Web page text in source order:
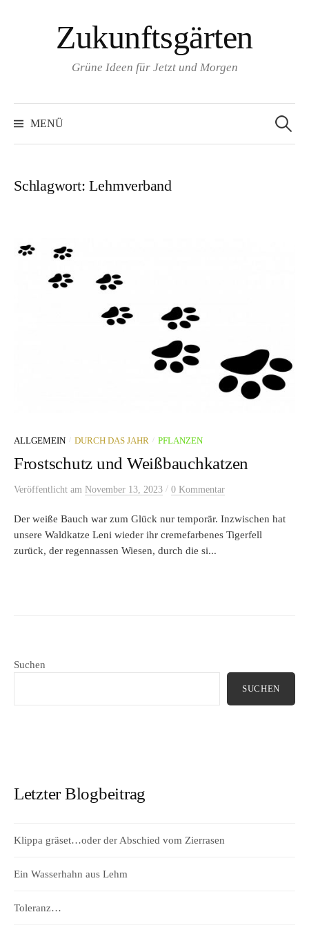
überspringenZukunftsgärten
Grüne Ideen für Jetzt und Morgen
MENÜ
nach:
Schlagwort:Lehmverband
ALLGEMEIN / DURCH DAS JAHR / PFLANZEN
Frostschutz und Weißbauchkatzen
Veröffentlicht am November 13, 2023 / 0 Kommentar
Der weiße Bauch war zum Glück nur temporär. Inzwischen hat
unsere Waldkatze Leni wieder ihr cremefarbenes Tigerfell
zurück, der regennassen Wiesen, durch die si...
Suchen
SUCHEN
Letzter Blogbeitrag
Klippa gräset…oder der Abschied vom Zierrasen
Ein Wasserhahn aus Lehm
Toleranz…